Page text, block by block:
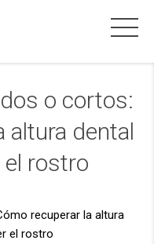
o cortos:
altura dental
el rostro
recuperar la altura
el rostro